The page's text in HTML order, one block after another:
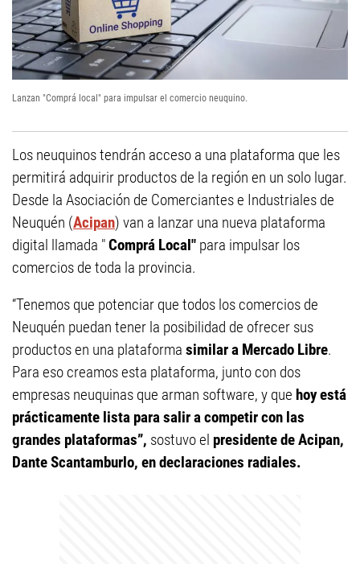
Lanzan "Comprá local" para impulsar el comercio neuquino.
Los neuquinos tendrán acceso a una plataforma que les
permitirá adquirir productos de la región en un solo lugar.
Desde la Asociación de Comerciantes e Industriales de
Neuquén (Acipan) van a lanzar una nueva plataforma
digital llamada "Comprá Local" para impulsar los
comercios de toda la provincia.
“Tenemos que potenciar que todos los comercios de
Neuquén puedan tener la posibilidad de ofrecer sus
productos en una plataforma similar a Mercado Libre.
Para eso creamos esta plataforma, junto con dos
empresas neuquinas que arman software, y que hoy está
prácticamente lista para salir a competir con las
grandes plataformas”, sostuvo el presidente de Acipan,
Dante Scantamburlo, en declaraciones radiales.